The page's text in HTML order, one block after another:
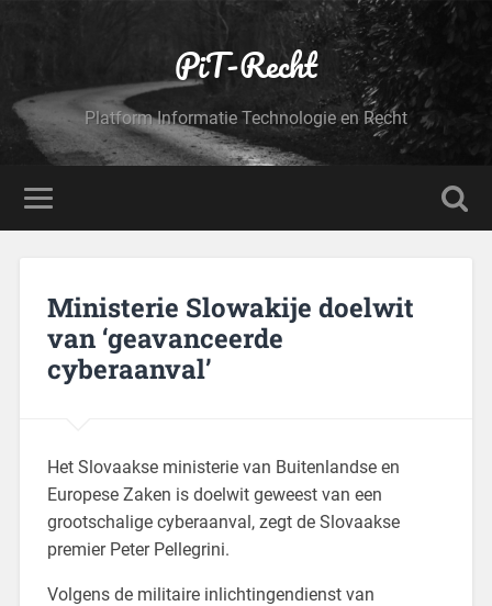
PiT-Recht
Platform Informatie Technologie en Recht
Ministerie Slowakije doelwit
van ‘geavanceerde
cyberaanval’
Het Slovaakse ministerie van Buitenlandse en
Europese Zaken is doelwit geweest van een
grootschalige cyberaanval, zegt de Slovaakse
premier Peter Pellegrini.
Volgens de militaire inlichtingendienst van